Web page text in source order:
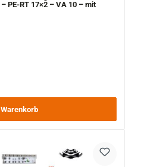
PE-RT 17×2 – VA 10 – mit